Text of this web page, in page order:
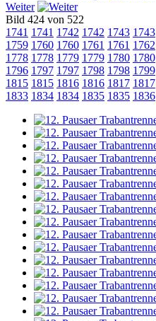
Weiter
Bild 424 von 522
1741 1741 1742 1742 1743 1743
1759 1760 1760 1761 1761 1762
1778 1778 1779 1779 1780 1780
1796 1797 1797 1798 1798 1799
1815 1815 1816 1816 1817 1817
1833 1834 1834 1835 1835 1836